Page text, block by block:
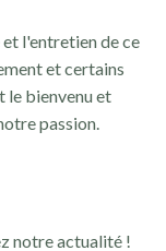
et l'entretien de ce
et certains
le bienvenu et
passion.
notre actualité !